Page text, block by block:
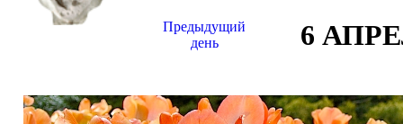
Предыдущий
день
6